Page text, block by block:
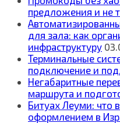
предложения и не
для зала: как
инфраструктуру
Терминальные
подключение и
Негабаритные
маршрута и
Битуах Леуми: что
оформлением в